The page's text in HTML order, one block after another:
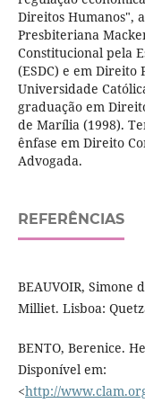
Direitos Humanos",
Presbiteriana
Constitucional pela
(ESDC) e em Direito
Universidade
graduação em
de Marília (1998).
ênfase em Direito
Advogada.
REFERÊNCIAS
BEAUVOIR, Simone
Milliet. Lisboa:
BENTO, Berenice.
Disponível em:
<http://